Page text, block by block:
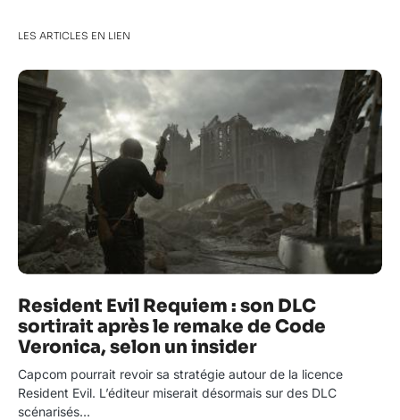
LES ARTICLES EN LIEN
Resident Evil Requiem : son DLC
sortirait après le remake de Code
Veronica, selon un insider
Capcom pourrait revoir sa stratégie autour de la licence
Resident Evil. L’éditeur miserait désormais sur des DLC
scénarisés…